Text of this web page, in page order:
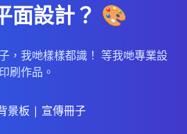
面設計？ 🎨
，我哋樣樣都識！ 等我哋專業設
刷作品。
景板 | 宣傳冊子